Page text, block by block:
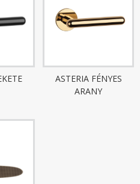
ASTERIA FÉNYES
ARANY